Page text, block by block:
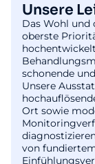
Unsere
Das Wohl und
oberste
schonende
Unsere
Ort sowie
von